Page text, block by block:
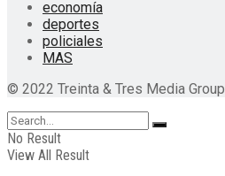
economía
deportes
policiales
MAS
© 2022 Treinta & Tres Media Group
No Result
View All Result